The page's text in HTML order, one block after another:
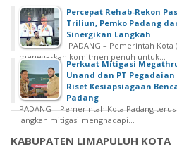
Percepat Rehab-Rekon
Triliun, Pemko Padang
Sinergikan Langkah
PADANG – Pemerintah Kota
menegaskan komitmen penuh untuk...
Perkuat Mitigasi
Unand dan PT
Riset Kesiapsiagaan
Padang
PADANG – Pemerintah Kota Padang
langkah mitigasi menghadapi...
KABUPATEN LIMAPULUH KOTA